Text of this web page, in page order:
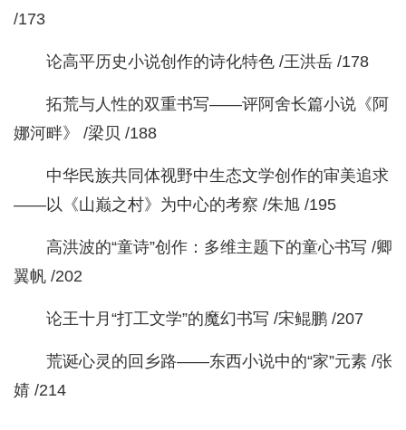
/173
论高平历史小说创作的诗化特色 /王洪岳 /178
拓荒与人性的双重书写——评阿舍长篇小说《阿
娜河畔》 /梁贝 /188
中华民族共同体视野中生态文学创作的审美追求
——以《山巅之村》为中心的考察 /朱旭 /195
高洪波的“童诗”创作：多维主题下的童心书写 /卿
翼帆 /202
论王十月“打工文学”的魔幻书写 /宋鲲鹏 /207
荒诞心灵的回乡路——东西小说中的“家”元素 /张
婧 /214